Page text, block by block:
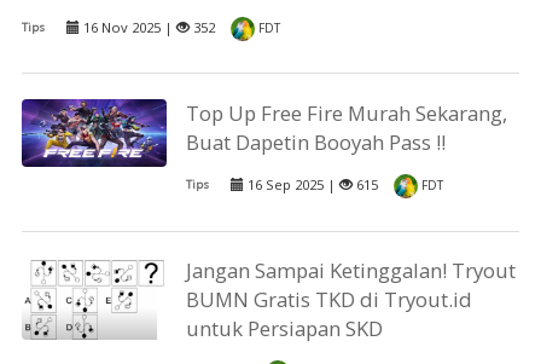
Tips 16 Nov 2025 | 352 FDT
Top Up Free Fire Murah Sekarang,
Buat Dapetin Booyah Pass !!
Tips 16 Sep 2025 | 615 FDT
Jangan Sampai Ketinggalan! Tryout
BUMN Gratis TKD di Tryout.id
untuk Persiapan SKD